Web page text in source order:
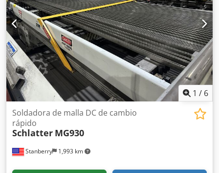
1 / 6
Stanberry 1,993 km
Soldadora de malla DC de cambio
rápido
Schlatter MG930